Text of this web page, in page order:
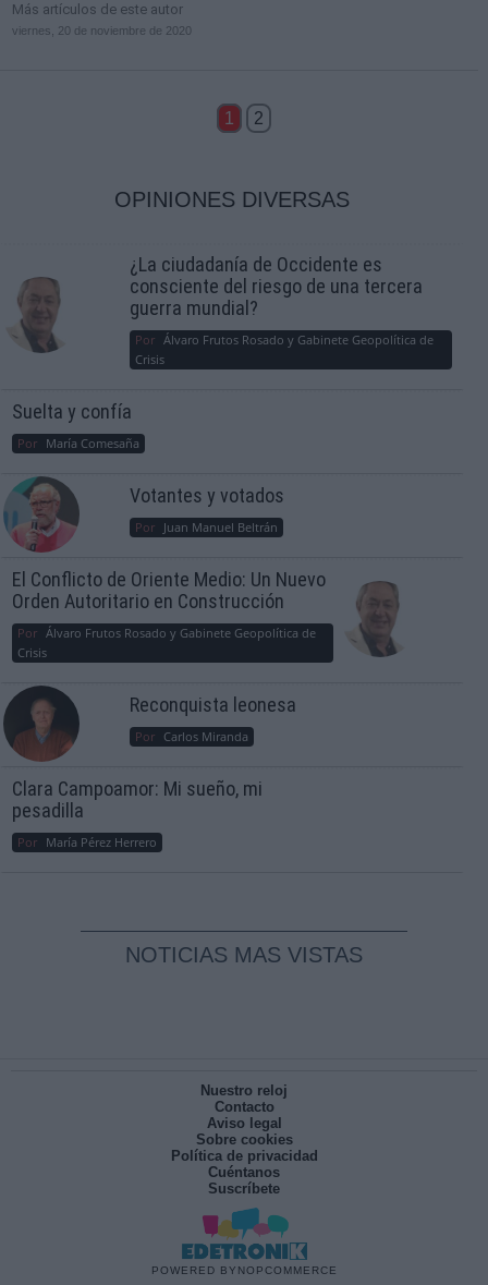
Más artículos de este autor
viernes, 20 de noviembre de 2020
1 2
OPINIONES DIVERSAS
¿La ciudadanía de Occidente es
consciente del riesgo de una tercera
guerra mundial?
Por Álvaro Frutos Rosado y Gabinete Geopolítica de
Crisis
Suelta y confía
Por María Comesaña
Votantes y votados
Por Juan Manuel Beltrán
El Conflicto de Oriente Medio: Un Nuevo
Orden Autoritario en Construcción
Por Álvaro Frutos Rosado y Gabinete Geopolítica de
Crisis
Reconquista leonesa
Por Carlos Miranda
Clara Campoamor: Mi sueño, mi
pesadilla
Por María Pérez Herrero
NOTICIAS MAS VISTAS
Nuestro reloj
Contacto
Aviso legal
Sobre cookies
Política de privacidad
Cuéntanos
Suscríbete
POWERED BY NOPCOMMERCE